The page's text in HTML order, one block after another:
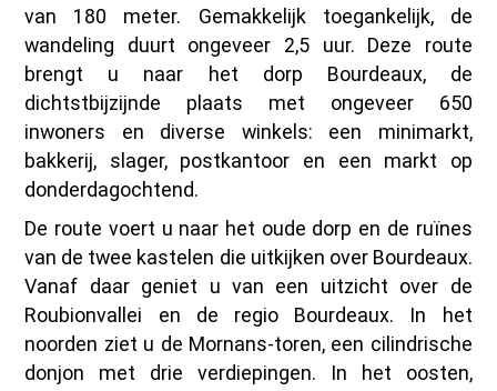
van 180 meter. Gemakkelijk toegankelijk, de
wandeling duurt ongeveer 2,5 uur. Deze route
brengt u naar het dorp Bourdeaux, de
dichtstbijzijnde plaats met ongeveer 650
inwoners en diverse winkels: een minimarkt,
bakkerij, slager, postkantoor en een markt op
donderdagochtend.
De route voert u naar het oude dorp en de ruïnes
van de twee kastelen die uitkijken over Bourdeaux.
Vanaf daar geniet u van een uitzicht over de
Roubionvallei en de regio Bourdeaux. In het
noorden ziet u de Mornans-toren, een cilindrische
donjon met drie verdiepingen. In het oosten,